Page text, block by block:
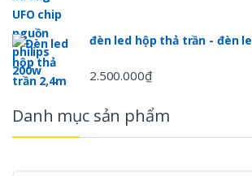
đèn led hộp thả trần - đèn
2.500.000₫
Danh mục sản phẩm